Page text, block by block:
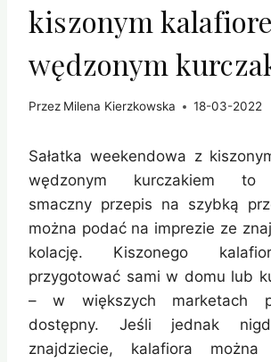
kiszonym
wędzonym
Przez Milena Kierzkowska 18-03-2022
Sałatka weekendowa z
wędzonym kurczakiem to
smaczny przepis na szybką
można podać na imprezie ze
kolację. Kiszonego
przygotować sami w domu lub
– w większych marketach
dostępny. Jeśli jednak
znajdziecie, kalafiora